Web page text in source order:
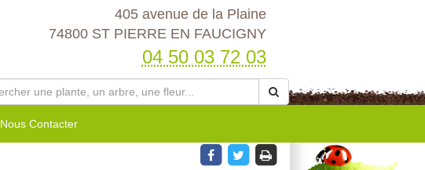
405 avenue de la Plaine
74800 ST PIERRE EN FAUCIGNY
04 50 03 72 03
Nous Contacter